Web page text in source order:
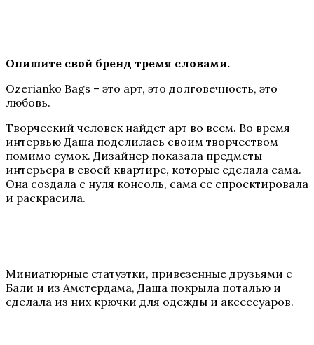
Опишите свой бренд тремя словами.
Ozerianko Bags – это арт, это долговечность, это
любовь.
Творческий человек найдет арт во всем. Во время
интервью Даша поделилась своим творчеством
помимо сумок. Дизайнер показала предметы
интерьера в своей квартире, которые сделала сама.
Она создала с нуля консоль, сама ее спроектировала
и раскрасила.
Миниатюрные статуэтки, привезенные друзьями с
Бали и из Амстердама, Даша покрыла поталью и
сделала из них крючки для одежды и аксессуаров.